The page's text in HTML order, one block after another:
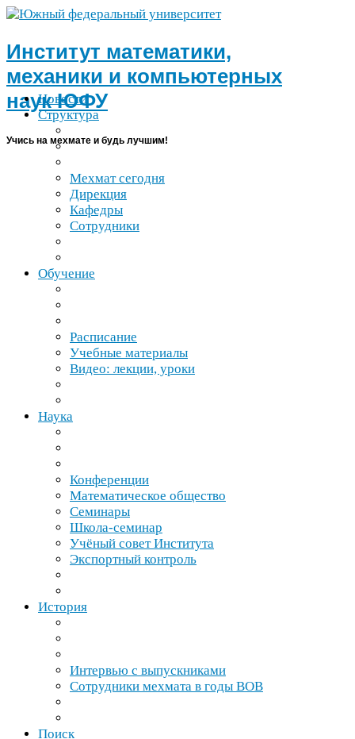
Институт математики,
механики и компьютерных
наукЮФУ
Учись на мехмате и будь лучшим!
Новости
Структура
Мехмат сегодня
Дирекция
Кафедры
Сотрудники
Обучение
Расписание
Учебные материалы
Видео: лекции, уроки
Наука
Конференции
Математическое общество
Семинары
Школа-​семинар
Учёный совет Института
Экспортный контроль
История
Интервью с выпускниками
Сотрудники мехмата в годы ВОВ
Поиск